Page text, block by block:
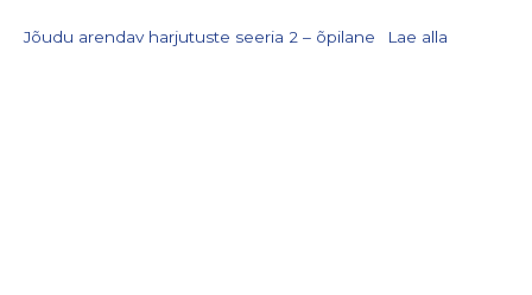
Jõudu arendav harjutuste seeria 2 – õpilane Lae alla